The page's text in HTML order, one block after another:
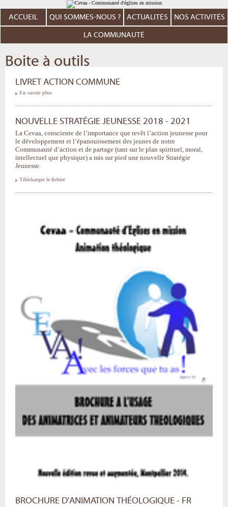
au
contenu.
Aller
personnels
ACCUEIL QUI SOMMES-NOUS ? ACTUALITÉS NOS ACTIVITÉS
LA COMMUNAUTÉ
Boite à outils
LIVRET ACTION COMMUNE
En savoir plus
NOUVELLE STRATÉGIE JEUNESSE 2018 - 2021
La Cevaa, consciente de l’importance que revêt l’action jeunesse pour
le développement et l’épanouissement des jeunes de notre
Communauté d’action et de partage (tant sur le plan spirituel, moral,
intellectuel que physique) a mis sur pied une nouvelle Stratégie
Jeunesse.
Télécharger le fichier
BROCHURE D'ANIMATION THÉOLOGIQUE - FR